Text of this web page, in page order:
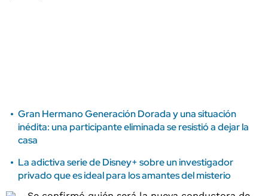
Gran Hermano Generación Dorada y una situación
inédita: una participante eliminada se resistió a dejar la
casa
La adictiva serie de Disney+ sobre un investigador
privado que es ideal para los amantes del misterio